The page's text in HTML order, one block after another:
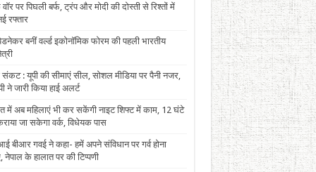
पर पिघली बर्फ, ट्रंप और मोदी की दोस्ती से रिश्तों में
रफ्तार
बनीं वर्ल्ड इकोनॉमिक फोरम की पहली भारतीय
संकट : यूपी की सीमाएं सील, सोशल मीडिया पर पैनी नजर,
ने जारी किया हाई अलर्ट
में अब महिलाएं भी कर सकेंगी नाइट शिफ्ट में काम, 12 घंटे
जा सकेगा वर्क, विधेयक पास
बीआर गवई ने कहा- हमें अपने संविधान पर गर्व होना
नेपाल के हालात पर की टिप्पणी